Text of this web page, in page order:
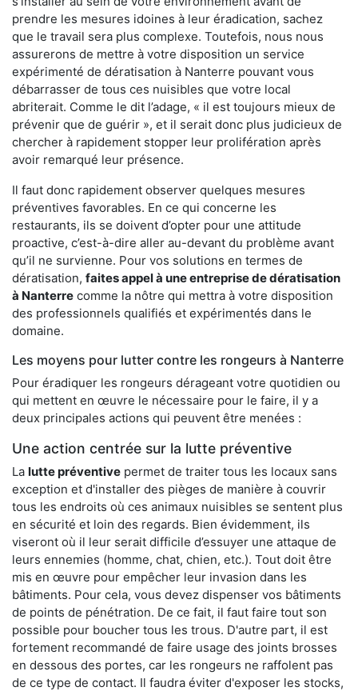
prendre les mesures idoines à leur éradication, sachez
que le travail sera plus complexe. Toutefois, nous nous
assurerons de mettre à votre disposition un service
expérimenté de dératisation à Nanterre pouvant vous
débarrasser de tous ces nuisibles que votre local
abriterait. Comme le dit l’adage, « il est toujours mieux de
prévenir que de guérir », et il serait donc plus judicieux de
chercher à rapidement stopper leur prolifération après
avoir remarqué leur présence.
Il faut donc rapidement observer quelques mesures
préventives favorables. En ce qui concerne les
restaurants, ils se doivent d’opter pour une attitude
proactive, c’est-à-dire aller au-devant du problème avant
qu’il ne survienne. Pour vos solutions en termes de
dératisation, faites appel à une entreprise de dératisation
à Nanterre comme la nôtre qui mettra à votre disposition
des professionnels qualifiés et expérimentés dans le
domaine.
Les moyens pour lutter contre les rongeurs à Nanterre
Pour éradiquer les rongeurs dérageant votre quotidien ou
qui mettent en œuvre le nécessaire pour le faire, il y a
deux principales actions qui peuvent être menées :
Une action centrée sur la lutte préventive
La lutte préventive permet de traiter tous les locaux sans
exception et d'installer des pièges de manière à couvrir
tous les endroits où ces animaux nuisibles se sentent plus
en sécurité et loin des regards. Bien évidemment, ils
viseront où il leur serait difficile d’essuyer une attaque de
leurs ennemies (homme, chat, chien, etc.). Tout doit être
mis en œuvre pour empêcher leur invasion dans les
bâtiments. Pour cela, vous devez dispenser vos bâtiments
de points de pénétration. De ce fait, il faut faire tout son
possible pour boucher tous les trous. D'autre part, il est
fortement recommandé de faire usage des joints brosses
en dessous des portes, car les rongeurs ne raffolent pas
de ce type de contact. Il faudra éviter d'exposer les stocks,